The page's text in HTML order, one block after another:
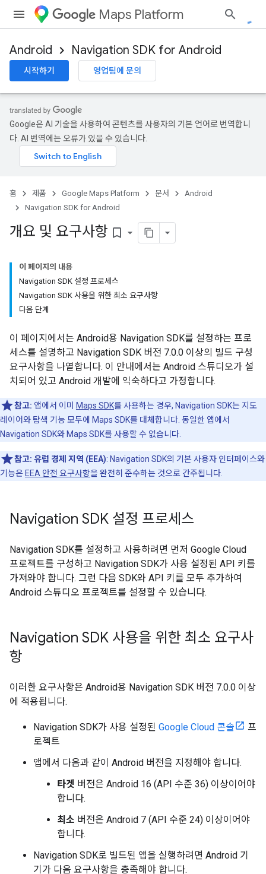
Maps Platform
Android Navigation SDK for Android
시작하기 영업팀에 문의
Google은 AI 기술을 사용하여 콘텐츠를 사용자의 기본 언어로 번역합니
다. AI 번역에는 오류가 있을 수 있습니다.
홈 제품 Google Maps Platform 문서
Android
Navigation SDK for Android
개요 및 요구사항 bookmark_border
이 페이지의 내용
Navigation SDK 설정 프로세스
Navigation SDK 사용을 위한 최소 요구사항
다음 단계
이 페이지에서는 Android용 Navigation SDK를 설정하는 프로
세스를 설명하고 Navigation SDK 버전 7.0.0 이상의 빌드 구성
요구사항을 나열합니다. 이 안내에서는 Android 스튜디오가 설
치되어 있고 Android 개발에 익숙하다고 가정합니다.
참고: 앱에서 이미 Maps SDK를 사용하는 경우, Navigation SDK는 지도
레이어와 탐색 기능 모두에 Maps SDK를 대체합니다. 동일한 앱에서
Navigation SDK와 Maps SDK를 사용할 수 없습니다.
참고: 유럽 경제 지역 (EEA): Navigation SDK의 기본 사용자 인터페이스와
기능은 EEA 안전 요구사항을 완전히 준수하는 것으로 간주됩니다.
Navigation SDK 설정 프로세스
Navigation SDK를 설정하고 사용하려면 먼저 Google Cloud
프로젝트를 구성하고 Navigation SDK가 사용 설정된 API 키를
가져와야 합니다. 그런 다음 SDK와 API 키를 모두 추가하여
Android 스튜디오 프로젝트를 설정할 수 있습니다.
Navigation SDK 사용을 위한 최소 요구사
항
이러한 요구사항은 Android용 Navigation SDK 버전 7.0.0 이상
에 적용됩니다.
Navigation SDK가 사용 설정된 Google Cloud 콘솔
프
로젝트
앱에서 다음과 같이 Android 버전을 지정해야 합니다.
타겟 버전은 Android 16 (API 수준 36) 이상이어야
합니다.
최소 버전은 Android 7 (API 수준 24) 이상이어야
합니다.
Navigation SDK로 빌드된 앱을 실행하려면 Android 기
기가 다음 요구사항을 충족해야 합니다.